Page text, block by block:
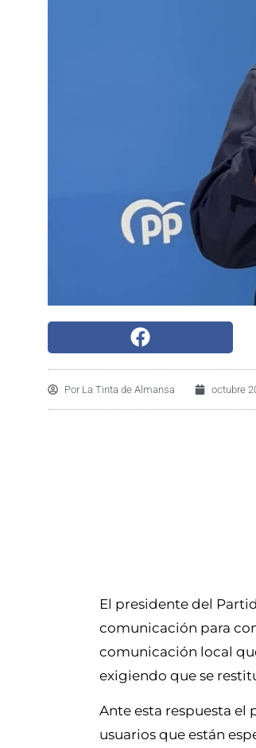
Por La Tinta de Almansa octubre
El presidente del
comunicación para
comunicación local
exigiendo que se
Ante esta respuesta el
usuarios que están